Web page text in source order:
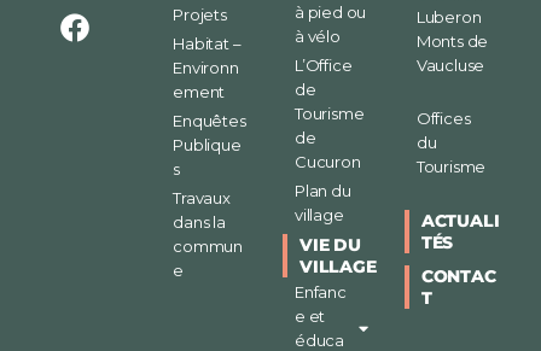
Projets
Habitat –
Environn
ement
Enquêtes
Publique
s
Travaux
dans la
commun
e
à pied ou
à vélo
L’Office
de
Tourisme
de
Cucuron
Plan du
village
VIE DU
VILLAGE
Enfanc
e et
éduca
Luberon
Monts de
Vaucluse
Offices
du
Tourisme
ACTUALI
TÉS
CONTAC
T